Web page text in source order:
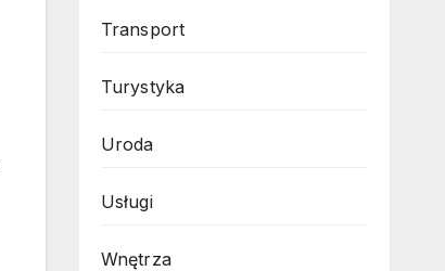
Transport
Turystyka
Uroda
Usługi
Wnętrza